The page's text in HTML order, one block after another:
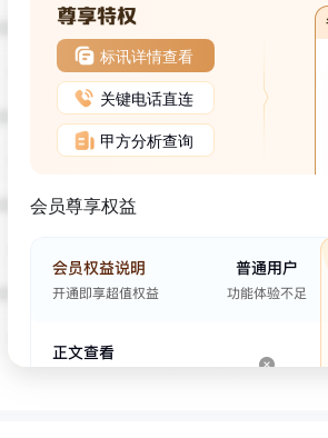
标讯详情查看
关键电话直连
甲方分析查询
会员尊享权益